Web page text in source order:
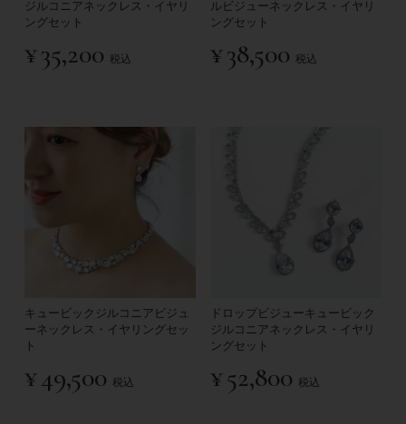
ジルコニアネックレス・イヤリ
ングセット
¥35,200 税込
ルビジューネックレス・イヤリ
ングセット
¥38,500 税込
キュービックジルコニアビジュ
ーネックレス・イヤリングセッ
ト
¥49,500 税込
ドロップビジューキュービック
ジルコニアネックレス・イヤリ
ングセット
¥52,800 税込